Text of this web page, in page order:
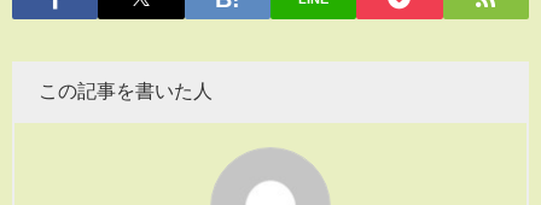
この記事を書いた人